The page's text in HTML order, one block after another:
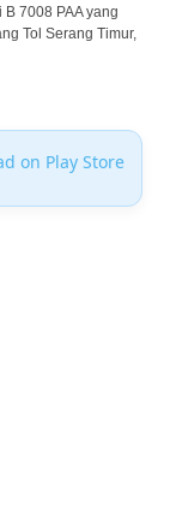
7008 PAA yang
Tol Serang Timur,